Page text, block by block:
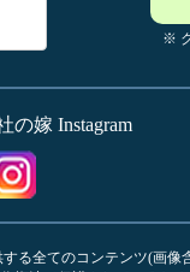
※
の嫁 Instagram
る全てのコンテンツ(画